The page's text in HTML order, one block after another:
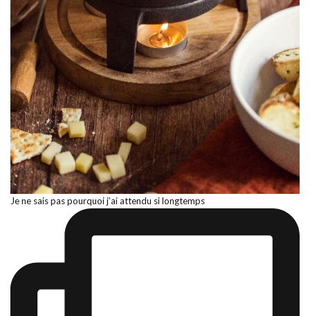
Je ne sais pas pourquoi j’ai attendu si longtemps